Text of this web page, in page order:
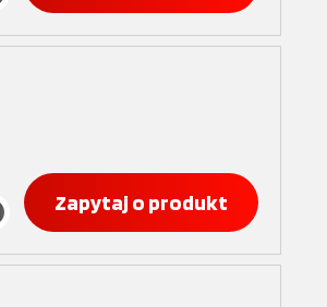
Zapytaj o produkt